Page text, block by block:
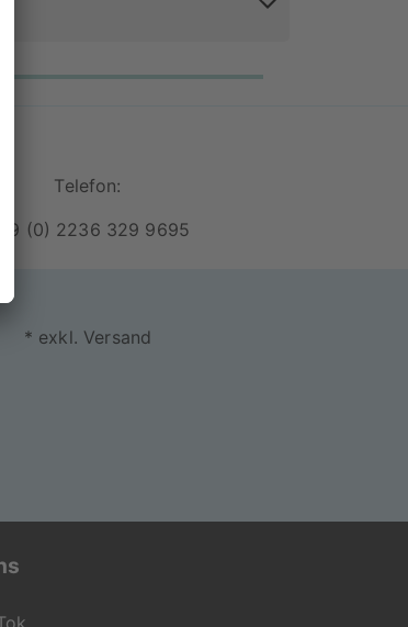
einen
für dich da und
Telefon:
(0) 2236 329 9695
* exkl. Versand